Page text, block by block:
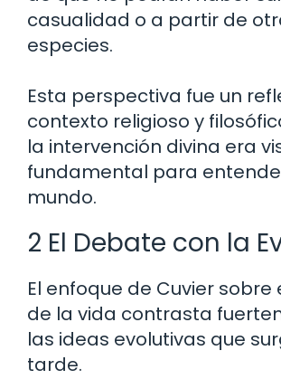
casualidad o a partir de
especies.
Esta perspectiva fue un
contexto religioso y
la intervención divina era
fundamental para
mundo.
2 El Debate con la
El enfoque de Cuvier sobre
de la vida contrasta
las ideas evolutivas que
tarde.